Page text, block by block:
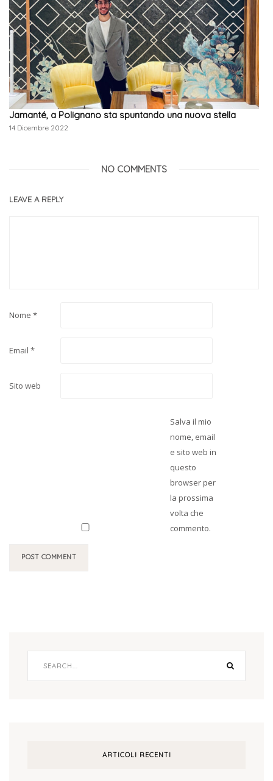
Jamanté, a Polignano sta spuntando una nuova stella
14 Dicembre 2022
NO COMMENTS
LEAVE A REPLY
Nome *
Email *
Sito web
Salva il mio
nome, email
e sito web in
questo
browser per
la prossima
volta che
commento.
ARTICOLI RECENTI